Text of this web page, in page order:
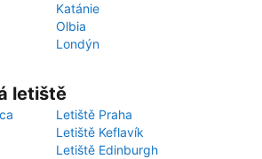
Katánie
Olbia
Londýn
letiště
Letiště Praha
Letiště Keflavík
Letiště Edinburgh